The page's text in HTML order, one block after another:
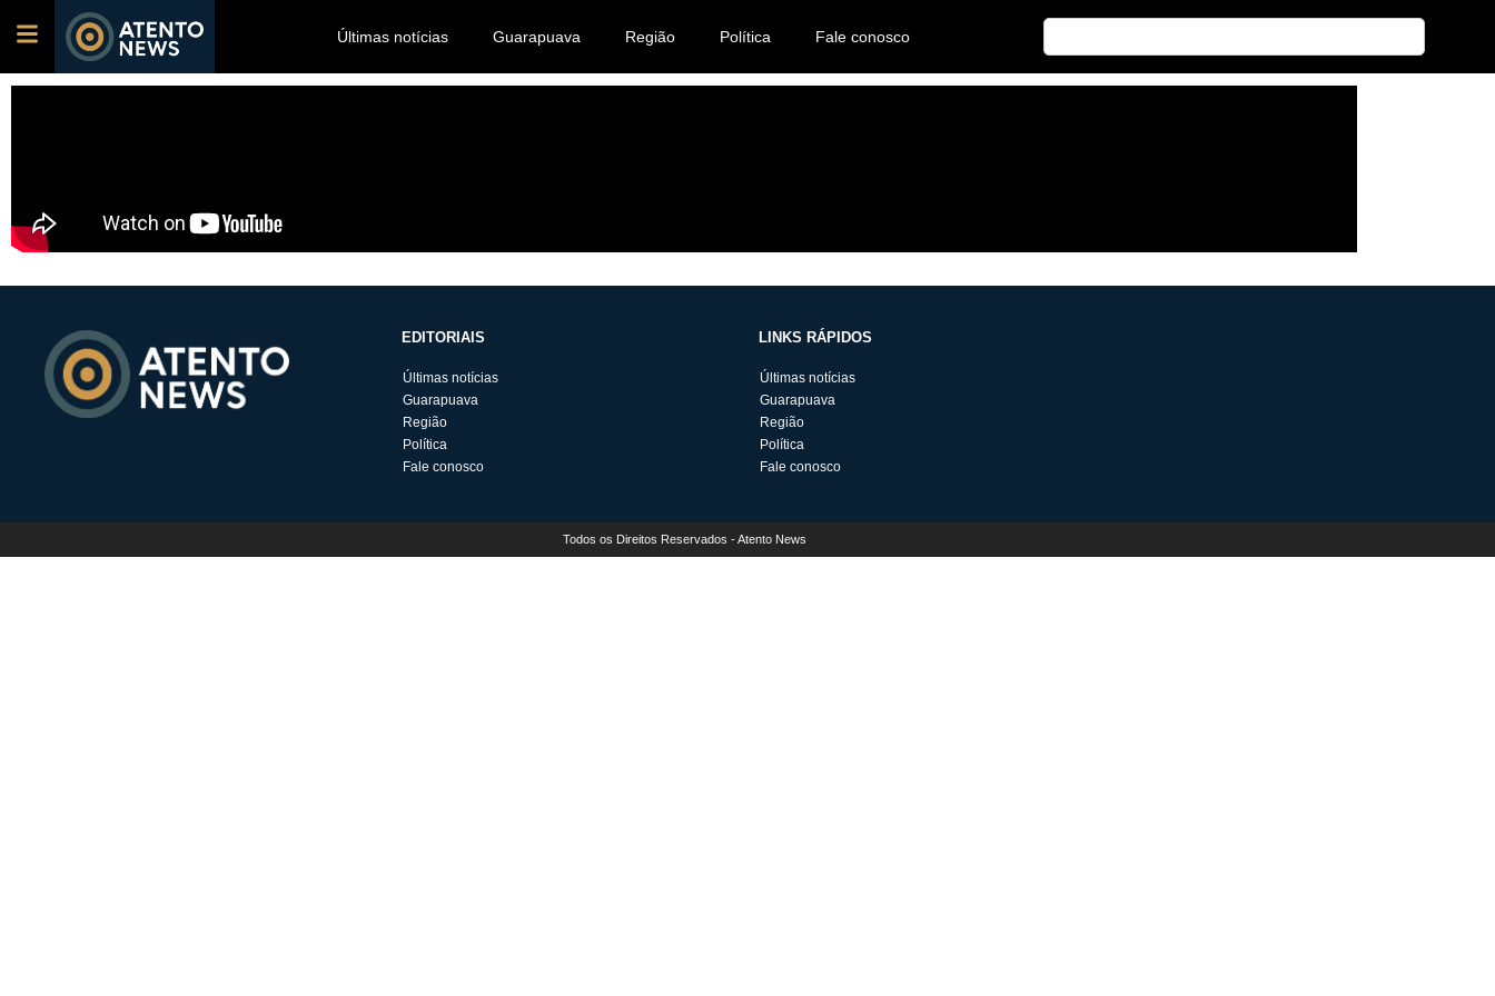
Últimas notícias Guarapuava Região Política Fale conosco
EDITORIAIS
Últimas notícias
Guarapuava
Região
Política
Fale conosco
LINKS RÁPIDOS
Últimas notícias
Guarapuava
Região
Política
Fale conosco
Todos os Direitos Reservados - Atento News